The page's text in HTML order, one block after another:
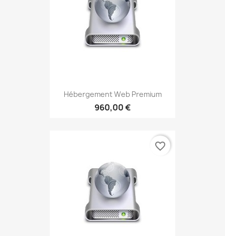
Hébergement Web Premium
960,00 €
favorite_border